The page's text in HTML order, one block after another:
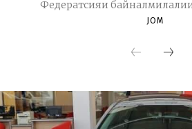
Федератсияи байналмилалии
JOM